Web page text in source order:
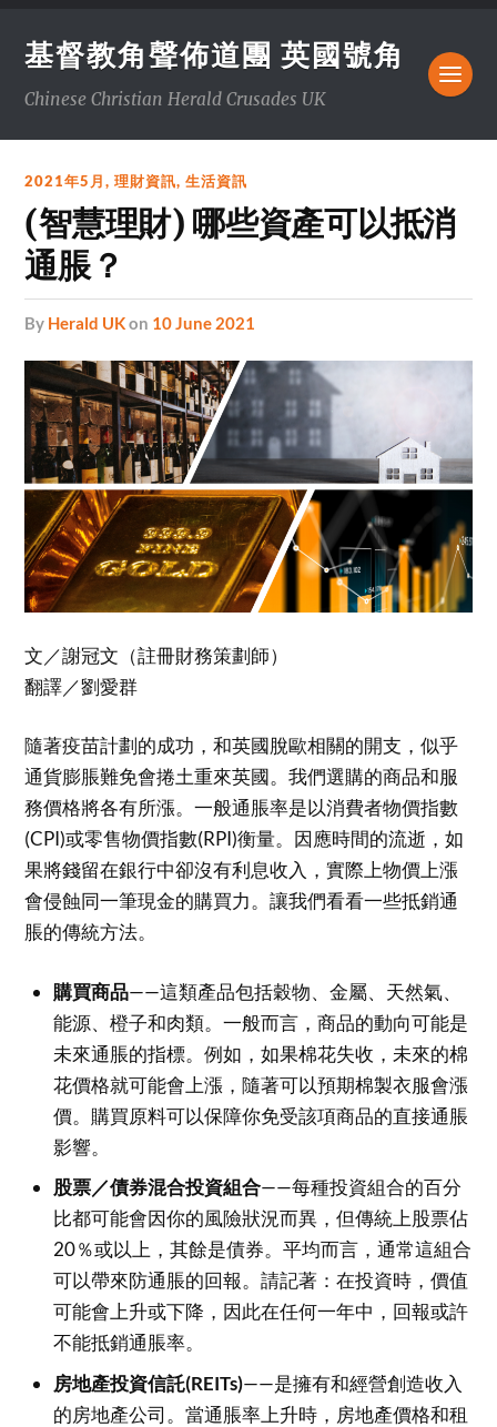
基督教角聲佈道團 英國號角
Chinese Christian Herald Crusades UK
2021年5月,理財資訊,生活資訊
(智慧理財) 哪些資產可以抵消
通脹？
by Herald UKon 10 June 2021
文／謝冠文（註冊財務策劃師）
翻譯／劉愛群
隨著疫苗計劃的成功，和英國脫歐相關的開支，似乎
通貨膨脹難免會捲土重來英國。我們選購的商品和服
務價格將各有所漲。一般通脹率是以消費者物價指數
(CPI)或零售物價指數(RPI)衡量。因應時間的流逝，如
果將錢留在銀行中卻沒有利息收入，實際上物價上漲
會侵蝕同一筆現金的購買力。讓我們看看一些抵銷通
脹的傳統方法。
購買商品——這類產品包括穀物、金屬、天然氣、
能源、橙子和肉類。一般而言，商品的動向可能是
未來通脹的指標。例如，如果棉花失收，未來的棉
花價格就可能會上漲，隨著可以預期棉製衣服會漲
價。購買原料可以保障你免受該項商品的直接通脹
影響。
股票／債券混合投資組合——每種投資組合的百分
比都可能會因你的風險狀況而異，但傳統上股票佔
20％或以上，其餘是債券。平均而言，通常這組合
可以帶來防通脹的回報。請記著：在投資時，價值
可能會上升或下降，因此在任何一年中，回報或許
不能抵銷通脹率。
房地產投資信託(REITs)——是擁有和經營創造收入
的房地產公司。當通脹率上升時，房地產價格和租